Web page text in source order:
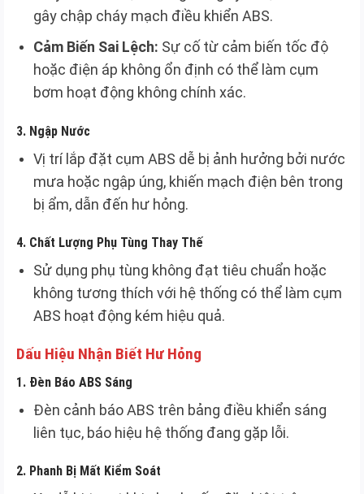
gây chập cháy mạch điều khiển ABS.
Cảm Biến Sai Lệch: Sự cố từ cảm biến tốc độ
hoặc điện áp không ổn định có thể làm cụm
bơm hoạt động không chính xác.
3. Ngập Nước
Vị trí lắp đặt cụm ABS dễ bị ảnh hưởng bởi nước
mưa hoặc ngập úng, khiến mạch điện bên trong
bị ẩm, dẫn đến hư hỏng.
4. Chất Lượng Phụ Tùng Thay Thế
Sử dụng phụ tùng không đạt tiêu chuẩn hoặc
không tương thích với hệ thống có thể làm cụm
ABS hoạt động kém hiệu quả.
Dấu Hiệu Nhận Biết Hư Hỏng
1. Đèn Báo ABS Sáng
Đèn cảnh báo ABS trên bảng điều khiển sáng
liên tục, báo hiệu hệ thống đang gặp lỗi.
2. Phanh Bị Mất Kiểm Soát